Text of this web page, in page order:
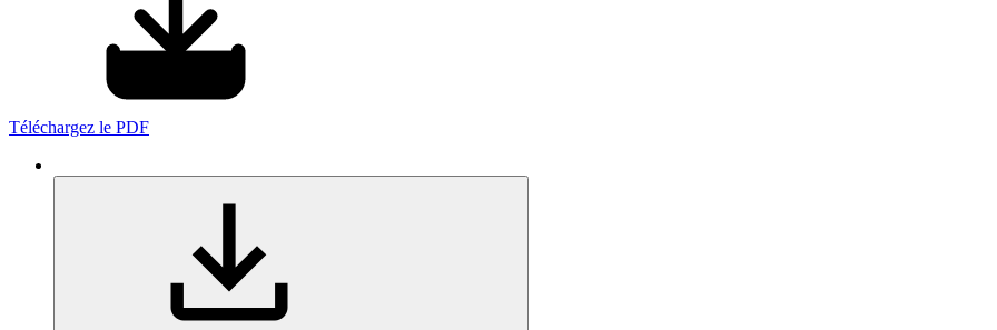
Téléchargez le PDF